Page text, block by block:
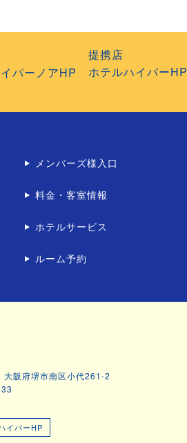
パーノアHP
提携店
ホテルハイパーHP
メンバーズ様入口
料金・客室情報
ホテルサービス
ルーム予約
阪府堺市南区小代261-2
イパーHP